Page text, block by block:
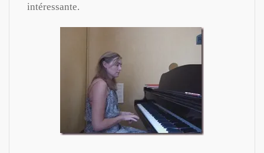
intéressante.